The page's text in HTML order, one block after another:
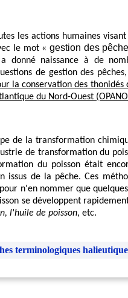
les actions humaines
le mot « gestion des
donné naissance à de
de gestion des
la conservation des thonidés
du Nord-Ouest
de la transformation
de transformation du
du poisson était
issus de la pêche. Ces
n'en nommer que
se développent
l'huile de poisson, etc.
terminologiques